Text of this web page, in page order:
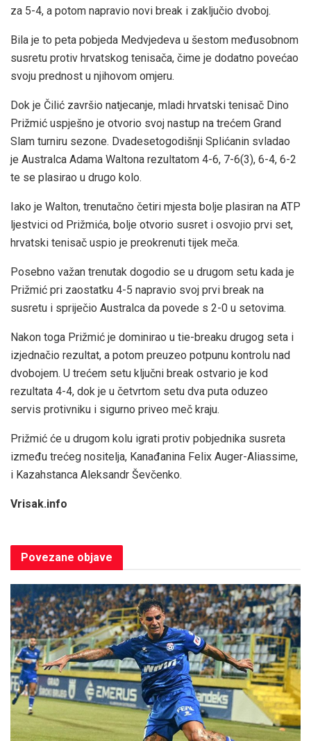
za 5-4, a potom napravio novi break i zaključio dvoboj.
Bila je to peta pobjeda Medvjedeva u šestom međusobnom
susretu protiv hrvatskog tenisača, čime je dodatno povećao
svoju prednost u njihovom omjeru.
Dok je Čilić završio natjecanje, mladi hrvatski tenisač Dino
Prižmić uspješno je otvorio svoj nastup na trećem Grand
Slam turniru sezone. Dvadesetogodišnji Splićanin svladao
je Australca Adama Waltona rezultatom 4-6, 7-6(3), 6-4, 6-2
te se plasirao u drugo kolo.
Iako je Walton, trenutačno četiri mjesta bolje plasiran na ATP
ljestvici od Prižmića, bolje otvorio susret i osvojio prvi set,
hrvatski tenisač uspio je preokrenuti tijek meča.
Posebno važan trenutak dogodio se u drugom setu kada je
Prižmić pri zaostatku 4-5 napravio svoj prvi break na
susretu i spriječio Australca da povede s 2-0 u setovima.
Nakon toga Prižmić je dominirao u tie-breaku drugog seta i
izjednačio rezultat, a potom preuzeo potpunu kontrolu nad
dvobojem. U trećem setu ključni break ostvario je kod
rezultata 4-4, dok je u četvrtom setu dva puta oduzeo
servis protivniku i sigurno priveo meč kraju.
Prižmić će u drugom kolu igrati protiv pobjednika susreta
između trećeg nositelja, Kanađanina Felix Auger-Aliassime,
i Kazahstanca Aleksandr Ševčenko.
Vrisak.info
Povezane objave